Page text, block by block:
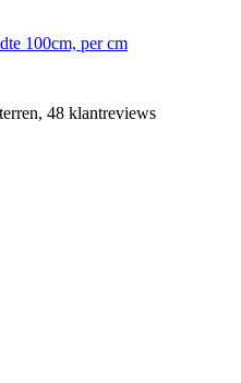
100cm, per cm
48 klantreviews